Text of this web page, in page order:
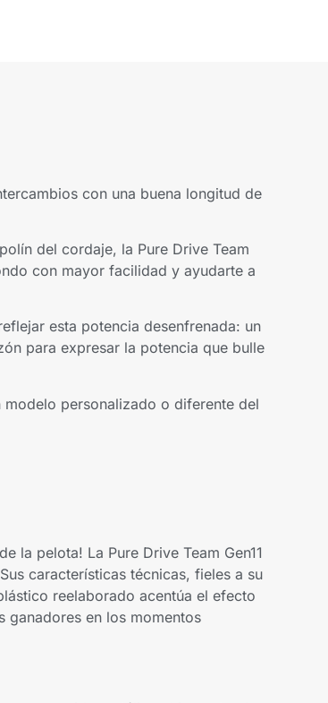
con una buena longitud de
del cordaje, la Pure Drive Team
con mayor facilidad y ayudarte a
esta potencia desenfrenada: un
para expresar la potencia que bulle
modelo personalizado o diferente del
la pelota! La Pure Drive Team Gen11
características técnicas, fieles a su
reelaborado acentúa el efecto
ganadores en los momentos